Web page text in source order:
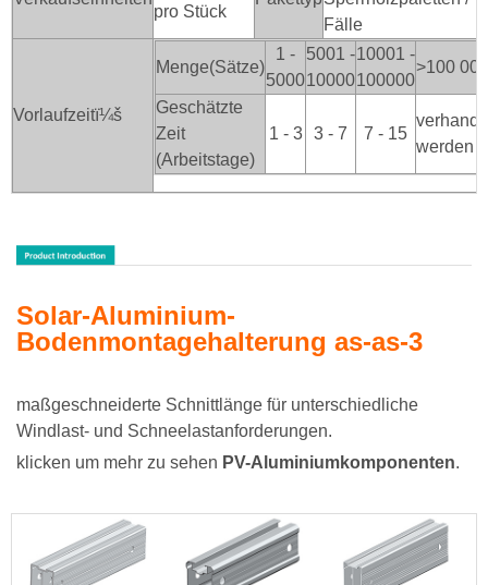
pro Stück
Fälle
Vorlaufzeitï¼š
Menge(Sätze)
1 -
5000
5001 -
10000
10001 -
100000
>100 000
Geschätzte
Zeit
(Arbeitstage)
1 - 3 3 - 7 7 - 15
werden
Solar-Aluminium-
Bodenmontagehalterung as-as-3
maßgeschneiderte Schnittlänge für unterschiedliche
Windlast- und Schneelastanforderungen.
klicken um mehr zu sehen PV-Aluminiumkomponenten.